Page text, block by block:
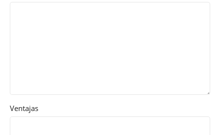
Ventajas